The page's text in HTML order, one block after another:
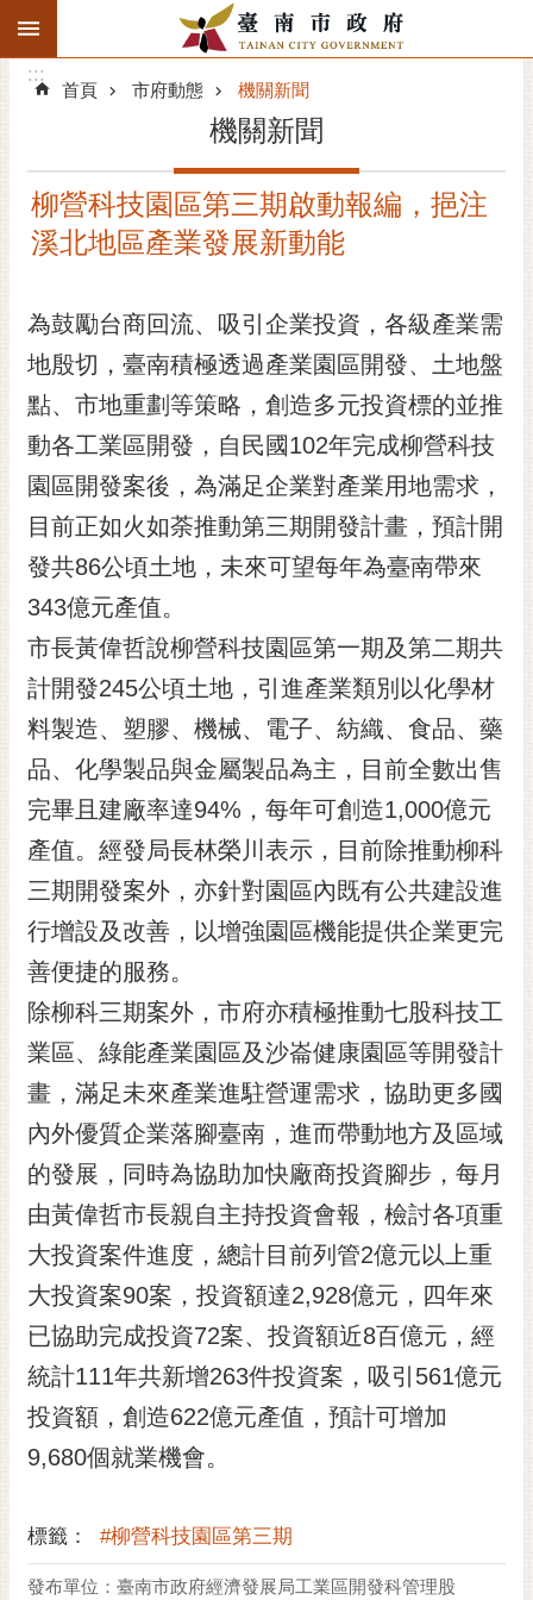
跳到主要內容區塊
搜
階
精彩府城
市府團隊
主題服務
市政資訊
市民互動
黃
哲
螢
光
花
泉
桐
花
祭
網
站
導
覽
訂
閱
RSS
訂
閱
電
子
報
市
民
信
箱
English
日
語
隱
:::
:::
首頁 市府動態 機關新聞
機關新聞
柳營科技園區第三期啟動報編，挹注
溪北地區產業發展新動能
為鼓勵台商回流、吸引企業投資，各級產業需
地殷切，臺南積極透過產業園區開發、土地盤
點、市地重劃等策略，創造多元投資標的並推
動各工業區開發，自民國102年完成柳營科技
園區開發案後，為滿足企業對產業用地需求，
目前正如火如荼推動第三期開發計畫，預計開
發共86公頃土地，未來可望每年為臺南帶來
343億元產值。
市長黃偉哲說柳營科技園區第一期及第二期共
計開發245公頃土地，引進產業類別以化學材
料製造、塑膠、機械、電子、紡織、食品、藥
品、化學製品與金屬製品為主，目前全數出售
完畢且建廠率達94%，每年可創造1,000億元
產值。經發局長林榮川表示，目前除推動柳科
三期開發案外，亦針對園區內既有公共建設進
行增設及改善，以增強園區機能提供企業更完
善便捷的服務。
除柳科三期案外，市府亦積極推動七股科技工
業區、綠能產業園區及沙崙健康園區等開發計
畫，滿足未來產業進駐營運需求，協助更多國
內外優質企業落腳臺南，進而帶動地方及區域
的發展，同時為協助加快廠商投資腳步，每月
由黃偉哲市長親自主持投資會報，檢討各項重
大投資案件進度，總計目前列管2億元以上重
大投資案90案，投資額達2,928億元，四年來
已協助完成投資72案、投資額近8百億元，經
統計111年共新增263件投資案，吸引561億元
投資額，創造622億元產值，預計可增加
9,680個就業機會。
標籤： #柳營科技園區第三期
發布單位：臺南市政府經濟發展局工業區開發科管理股